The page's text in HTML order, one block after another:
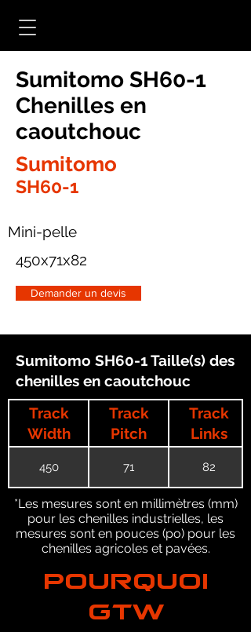
Sumitomo SH60-1
Chenilles en
caoutchouc
Sumitomo
SH60-1
Mini-pelle
450x71x82
Demander un devis
Sumitomo SH60-1 Taille(s) des
chenilles en caoutchouc
Track
Width
Track
Pitch
Track
Links
450 71 82
*Les mesures sont en millimètres (mm)
pour les chenilles industrielles, les
mesures sont en pouces (po) pour les
chenilles agricoles et pavées.
POURQUOI
GTW